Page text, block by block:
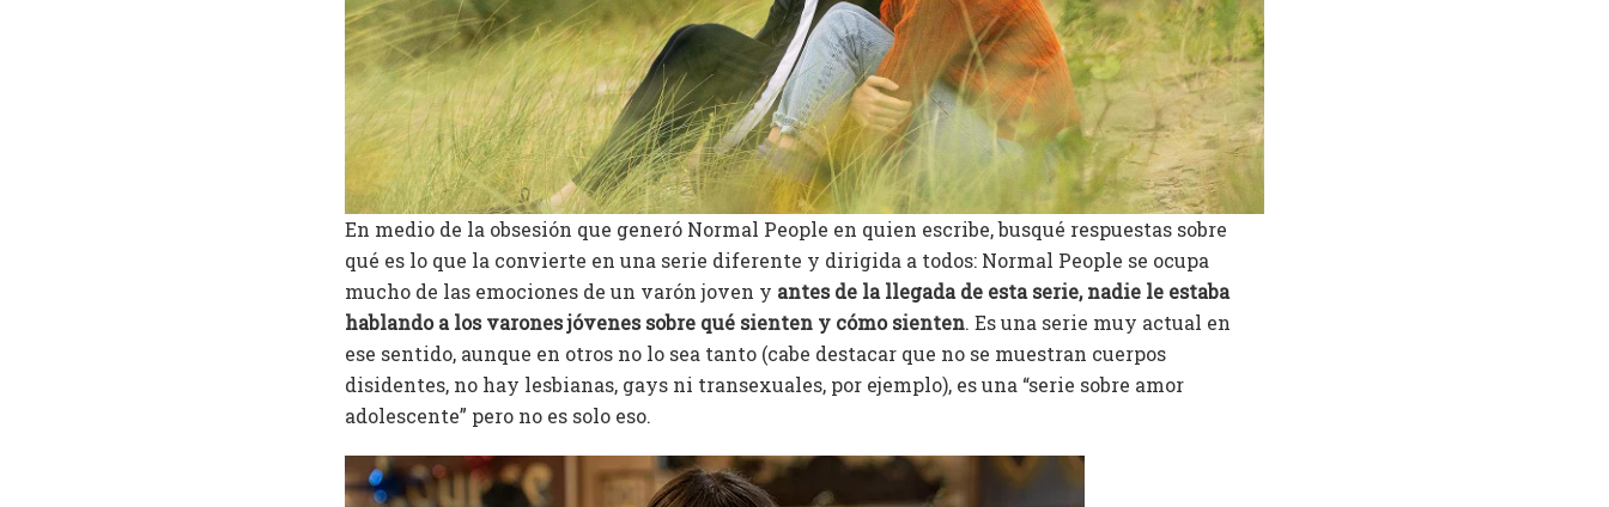
En medio de la obsesión que generó Normal People en quien escribe, busqué respuestas sobre
qué es lo que la convierte en una serie diferente y dirigida a todos: Normal People se ocupa
mucho de las emociones de un varón joven y antes de la llegada de esta serie, nadie le estaba
hablando a los varones jóvenes sobre qué sienten y cómo sienten. Es una serie muy actual en
ese sentido, aunque en otros no lo sea tanto (cabe destacar que no se muestran cuerpos
disidentes, no hay lesbianas, gays ni transexuales, por ejemplo), es una “serie sobre amor
adolescente” pero no es solo eso.